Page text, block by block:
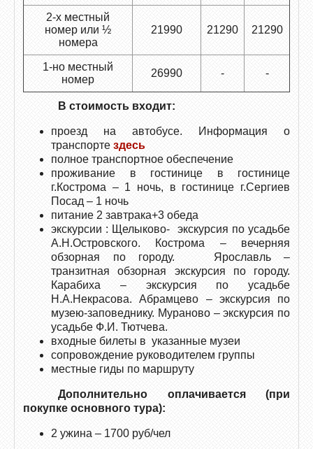
2-х местный
номер или ½
номера
21990 21290 21290
1-но местный
номер
26990 - -
В стоимость входит:
проезд на автобусе. Информация о
транспорте здесь
полное транспортное обеспечение
проживание в гостинице в гостинице
г.Кострома – 1 ночь, в гостинице г.Сергиев
Посад – 1 ночь
питание 2 завтрака+3 обеда
экскурсии : Щелыково- экскурсия по усадьбе
А.Н.Островского. Кострома – вечерняя
обзорная по городу. Ярославль –
транзитная обзорная экскурсия по городу.
Карабиха – экскурсия по усадьбе
Н.А.Некрасова. Абрамцево – экскурсия по
музею-заповеднику. Мураново – экскурсия по
усадьбе Ф.И. Тютчева.
входные билеты в указанные музеи
сопровождение руководителем группы
местные гиды по маршруту
Дополнительно оплачивается (при
покупке основного тура):
2 ужина – 1700 руб/чел